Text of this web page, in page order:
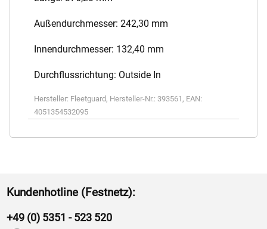
Außendurchmesser: 242,30 mm
Innendurchmesser: 132,40 mm
Durchflussrichtung: Outside In
Hersteller: Fleetguard , Hersteller-Nr.: 393561 , EAN:
4051354532095
Kundenhotline (Festnetz):
+49 (0) 5351 - 523 520